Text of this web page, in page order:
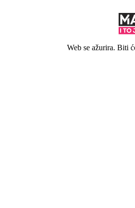
Web se ažurira. Biti